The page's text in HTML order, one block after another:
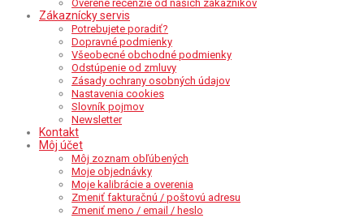
Overené recenzie od našich zákazníkov
Zákaznícky servis
Potrebujete poradiť?
Dopravné podmienky
Všeobecné obchodné podmienky
Odstúpenie od zmluvy
Zásady ochrany osobných údajov
Nastavenia cookies
Slovník pojmov
Newsletter
Kontakt
Môj účet
Môj zoznam obľúbených
Moje objednávky
Moje kalibrácie a overenia
Zmeniť fakturačnú / poštovú adresu
Zmeniť meno / email / heslo